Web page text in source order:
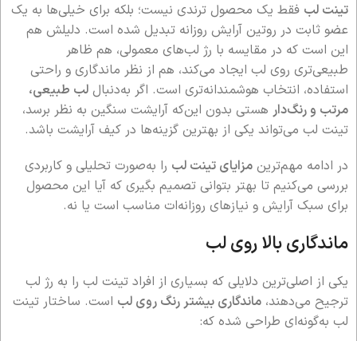
تینت لب فقط یک محصول ترندی نیست؛ بلکه برای خیلی‌ها به یک
عضو ثابت در روتین آرایش روزانه تبدیل شده است. دلیلش هم
این است که در مقایسه با رژ لب‌های معمولی، هم ظاهر
طبیعی‌تری روی لب ایجاد می‌کند، هم از نظر ماندگاری و راحتی
استفاده، انتخاب هوشمندانه‌تری است. اگر به‌دنبال لب طبیعی،
مرتب و رنگ‌دار هستی بدون این‌که آرایشت سنگین به نظر برسد،
تینت لب می‌تواند یکی از بهترین گزینه‌ها در کیف آرایشت باشد.
در ادامه مهم‌ترین مزایای تینت لب را به‌صورت تحلیلی و کاربردی
بررسی می‌کنیم تا بهتر بتوانی تصمیم بگیری که آیا این محصول
برای سبک آرایش و نیازهای روزانه‌ات مناسب است یا نه.
ماندگاری بالا روی لب
یکی از اصلی‌ترین دلایلی که بسیاری از افراد تینت لب را به رژ لب
ترجیح می‌دهند، ماندگاری بیشتر رنگ روی لب است. ساختار تینت
لب به‌گونه‌ای طراحی شده که: